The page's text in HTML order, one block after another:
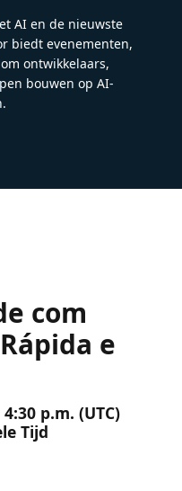
AI en de nieuwste
biedt evenementen,
ontwikkelaars,
bouwen op AI-
com
e
p.m. (UTC)
Tijd